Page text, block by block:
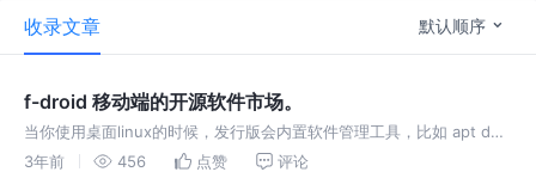
收录文章 默认顺序
f-droid 移动端的开源软件市场。
当你使用桌面linux的时候，发行版会内置软件管理工具，比如 apt dnf
等，用来管理各种各样的开源软件。 在移动端，使用终端的人会比较
3年前 456 点赞 评论